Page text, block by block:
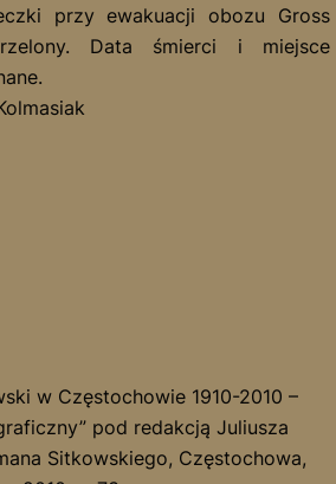
w Częstochowie 1910-2010 –
pod redakcją Juliusza Sętowskiego
Częstochowa, 2010, s. 73